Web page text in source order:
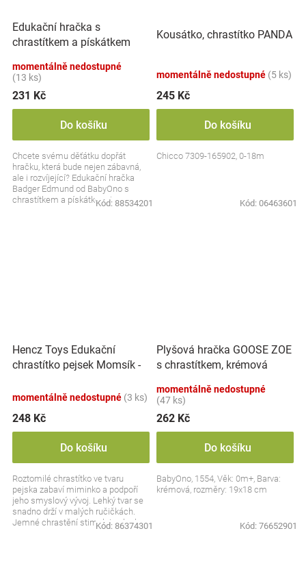
Edukační hračka s
chrastítkem a pískátkem
momentálně nedostupné
(13 ks)
231 Kč
Do košíku
Chcete svému děťátku dopřát
hračku, která bude nejen zábavná,
ale i rozvíjející? Edukační hračka
Badger Edmund od BabyOno s
chrastítkem a pískátkem je
Kód: 88534201
Kousátko, chrastítko PANDA
momentálně nedostupné (5 ks)
245 Kč
Do košíku
Chicco 7309-165902, 0-18m
Kód: 06463601
Hencz Toys Edukační
chrastítko pejsek Momsík -
momentálně nedostupné (3 ks)
248 Kč
Do košíku
Roztomilé chrastítko ve tvaru
pejska zabaví miminko a podpoří
jeho smyslový vývoj. Lehký tvar se
snadno drží v malých ručičkách.
Jemné chrastění stimuluje sluch a
Kód: 86374301
Plyšová hračka GOOSE ZOE
s chrastítkem, krémová
momentálně nedostupné
(47 ks)
262 Kč
Do košíku
BabyOno, 1554, Věk: 0m+, Barva:
krémová, rozměry: 19x18 cm
Kód: 76652901